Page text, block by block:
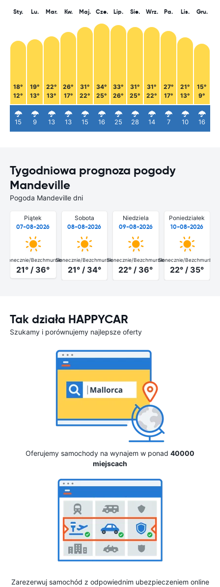
Sty.
18°
12°
15
Lu.
19°
13°
9
Mar.
22°
13°
13
Kw.
26°
17°
13
Maj.
31°
22°
15
Cze.
34°
25°
16
Lip.
33°
26°
25
Sie.
31°
25°
28
Wrz.
31°
22°
14
Pa.
27°
17°
7
Lis.
21°
13°
10
Gru.
15°
9°
16
Tygodniowa prognoza pogody
Mandeville
Pogoda Mandeville dni
Piątek
07-08-2026
Słonecznie/Bezchmurnie
21° / 36°
Sobota
08-08-2026
Słonecznie/Bezchmurnie
21° / 34°
Niedziela
09-08-2026
Słonecznie/Bezchmurnie
22° / 36°
Poniedziałek
10-08-2026
Słonecznie/Bezchmurnie
22° / 35°
Tak działa HAPPYCAR
Szukamy i porównujemy najlepsze oferty
Oferujemy samochody na wynajem w ponad 40000
miejscach
Zarezerwuj samochód z odpowiednim ubezpieczeniem online